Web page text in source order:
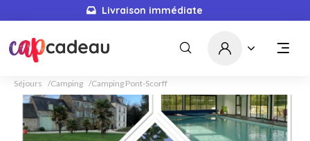
Livraison immédiate
Séjours Camping Camping Pont-Scorff